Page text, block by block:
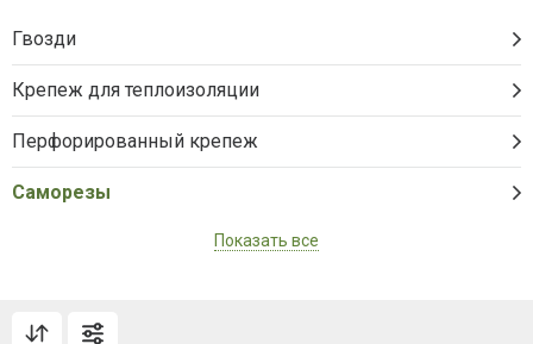
Гвозди
Крепеж для теплоизоляции
Перфорированный крепеж
Саморезы
Показать все